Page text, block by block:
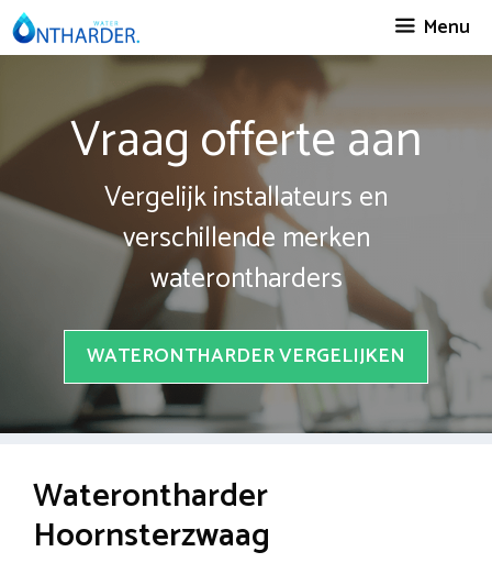
Spring
naar
Menu
Vraag offerte aan
Vergelijk installateurs en
verschillende merken
waterontharders
WATERONTHARDER VERGELIJKEN
Waterontharder
Hoornsterzwaag